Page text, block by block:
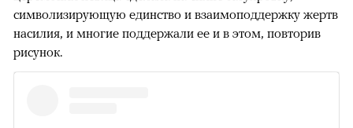
символизирующую единство и взаимоподдержку жертв
насилия, и многие поддержали ее и в этом, повторив
рисунок.